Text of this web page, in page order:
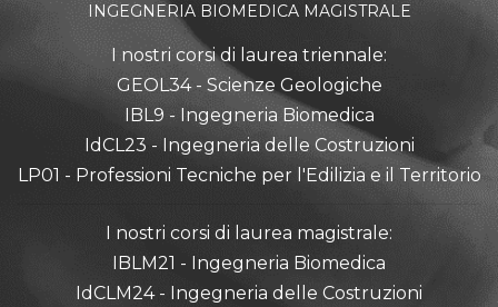
INGEGNERIA BIOMEDICA MAGISTRALE
I nostri corsi di laurea triennale:
GEOL34 - Scienze Geologiche
IBL9 - Ingegneria Biomedica
IdCL23 - Ingegneria delle Costruzioni
LP01 - Professioni Tecniche per l'Edilizia e il Territorio
I nostri corsi di laurea magistrale:
IBLM21 - Ingegneria Biomedica
IdCLM24 - Ingegneria delle Costruzioni